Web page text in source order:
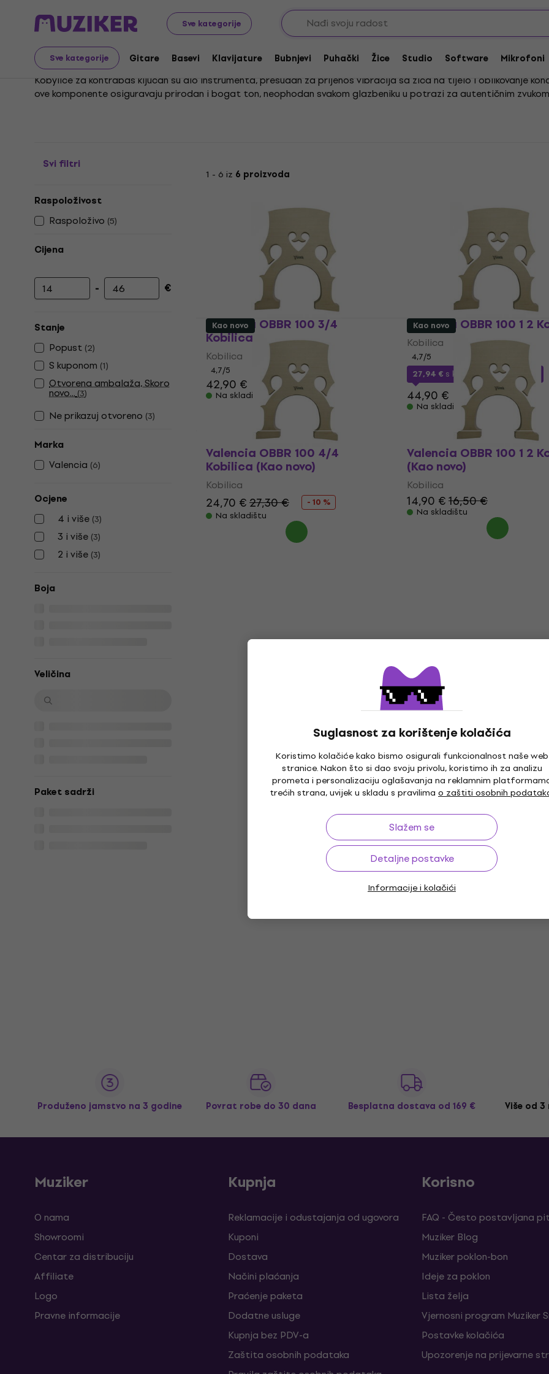
Sve kategorije
Sve kategorije Gitare Basevi Klavijature Bubnjevi Puhački Žice Studio Software Mikrofoni
Suglasnost za korištenje kolačića
Koristimo kolačiće kako bismo osigurali funkcionalnost naše web
stranice. Nakon što si dao svoju privolu, koristimo ih za analizu
prometa i personalizaciju oglašavanja na reklamnim
trećih strana, uvijek u skladu s pravilima o zaštiti osobnih
Slažem se
Detaljne postavke
Informacije i kolačići
Glazbeni instrumenti Gudački Oprema za kontrabas Kobilice za kontrabas
Kojići za kontrabas
Kobylice za kontrabas ključan su dio instrumenta, presudan za prijenos vibracija sa žica na tijelo i oblikovanje
ove komponente osiguravaju prirodan i bogat ton, neophodan svakom glazbeniku u potrazi za autentičnim
Svi filtri
Raspoloživost
Raspoloživo (5)
Cijena
Najniža cijena
- Najviša cijena
€
Stanje
Popust (2)
S kuponom (1)
Otvorena ambalaža, Skoro
novo...(3)
Ne prikazuj otvoreno (3)
Marka
Valencia (6)
Ocjene
4 i više (3)
3 i više (3)
2 i više (3)
Boja
Veličina
Paket sadrži
1 - 6 iz 6 proizvoda
Valencia OBBR 100 3/4
Kobilica
Kobilica
4,7/5
42,90 €
Na skladištu
Valencia OBBR 100 1 2
Kobilica
4,7/5
27,94 € s kodom MUZMUZ-35
44,90 €
Na skladištu
Kao novo
Valencia OBBR 100 4/4
Kobilica (Kao novo)
Kobilica
24,70 €27,30 €
- 10 %
Na skladištu
Kao novo
Valencia OBBR 100 1 2
(Kao novo)
Kobilica
14,90 €16,50 €
Na skladištu
Produženo jamstvo na 3 godine Povrat robe do 30 dana Besplatna dostava od 169 € Više od
Muziker
O nama
Showroomi
Centar za distribuciju
Affiliate
Logo
Pravne informacije
Kupnja
Reklamacije i odustajanja od ugovora
Kuponi
Dostava
Načini plaćanja
Praćenje paketa
Dodatne usluge
Kupnja bez PDV-a
Zaštita osobnih podataka
Korisno
FAQ - Često postavljana
Muziker Blog
Muziker poklon-bon
Ideje za poklon
Lista želja
Vjernosni program Muziker
Postavke kolačića
Upozorenje na prijevarne